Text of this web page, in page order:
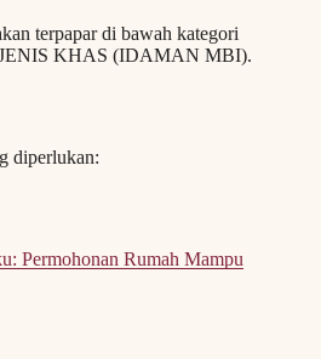
terpapar di bawah kategori
KHAS (IDAMAN MBI).
diperlukan:
Permohonan Rumah Mampu